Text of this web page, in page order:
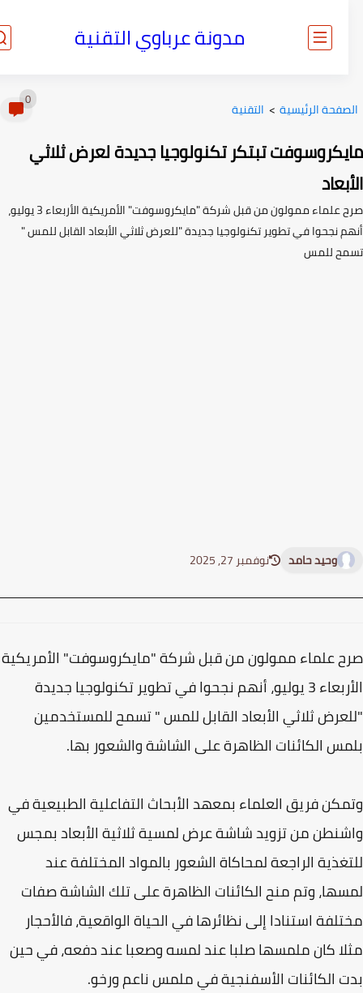
مدونة عرباوي التقنية
الرئيسية> التقنية
تبتكر تكنولوجيا جديدة لعرض ثلاثي
صرح علماء ممولون من قبل شركة "مايكروسوفت" الأمريكية الأربعاء 3 يوليو،
نجحوا في تطوير تكنولوجيا جديدة "للعرض ثلاثي الأبعاد القابل للمس "
للمس
وحيد حامد نوفمبر 27, 2025
علماء ممولون من قبل شركة "مايكروسوفت" الأمريكية
الأربعاء 3 يوليو، أنهم نجحوا في تطوير تكنولوجيا جديدة
ثلاثي الأبعاد القابل للمس " تسمح للمستخدمين
الكائنات الظاهرة على الشاشة والشعور بها.
فريق العلماء بمعهد الأبحاث التفاعلية الطبيعية في
من تزويد شاشة عرض لمسية ثلاثية الأبعاد بمجس
الراجعة لمحاكاة الشعور بالمواد المختلفة عند
وتم منح الكائنات الظاهرة على تلك الشاشة صفات
استنادا إلى نظائرها في الحياة الواقعية، فالأحجار
كان ملمسها صلبا عند لمسه وصعبا عند دفعه، في حين
الكائنات الأسفنجية في ملمس ناعم ورخو.